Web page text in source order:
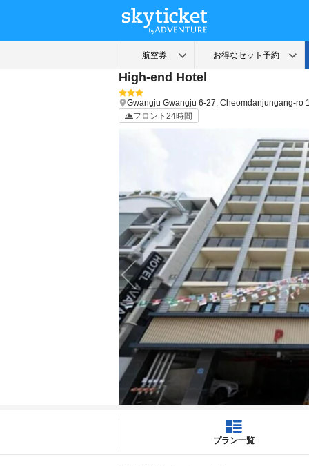
High-end Hotel
Gwangju Gwangju 6-27, Cheomdanjungang-ro
フロント24時間
プラン一覧